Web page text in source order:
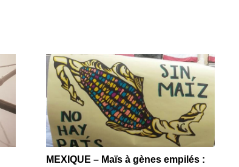
MEXIQUE – Maïs à gènes empilés :